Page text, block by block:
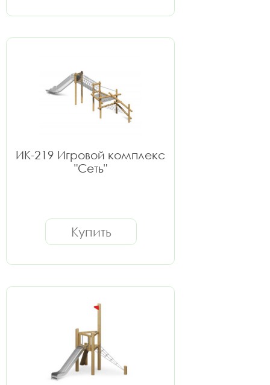
ИК-219 Игровой комплекс
"Сеть"
Купить